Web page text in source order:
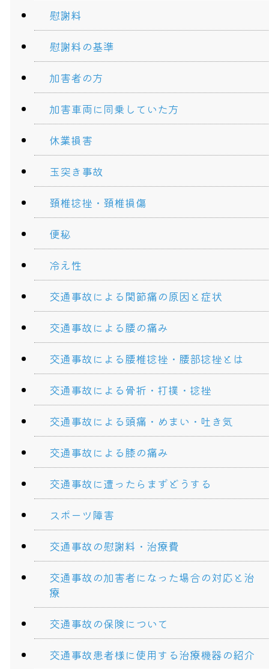
慰謝料
慰謝料の基準
加害者の方
加害車両に同乗していた方
休業損害
玉突き事故
頚椎捻挫・頚椎損傷
便秘
冷え性
交通事故による関節痛の原因と症状
交通事故による腰の痛み
交通事故による腰椎捻挫・腰部捻挫とは
交通事故による骨折・打撲・捻挫
交通事故による頭痛・めまい・吐き気
交通事故による膝の痛み
交通事故に遭ったらまずどうする
スポーツ障害
交通事故の慰謝料・治療費
交通事故の加害者になった場合の対応と治
療
交通事故の保険について
交通事故患者様に使用する治療機器の紹介